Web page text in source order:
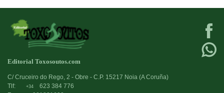
Editorial Toxosoutos.com
C/ Cruceiro do Rego, 2 - Obre - C.P. 15217 Noia (A Coruña)
Tlf:
+34
623 384 776